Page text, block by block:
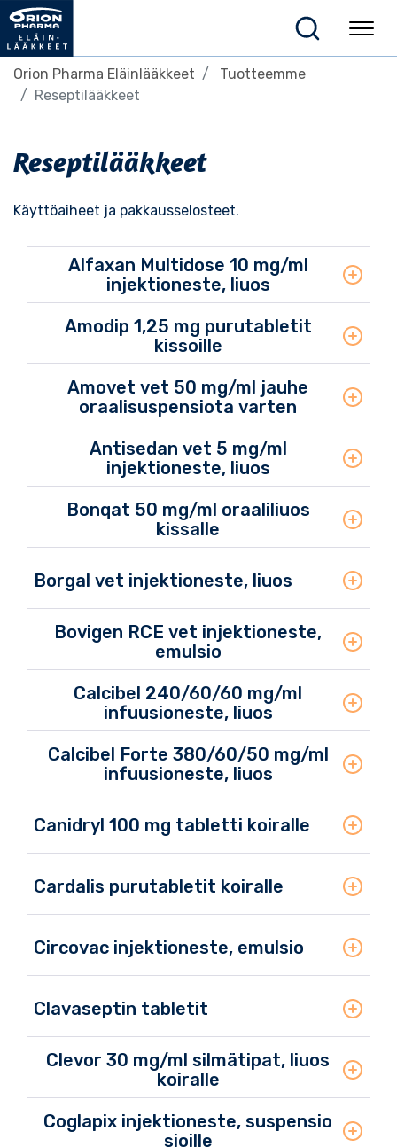
Orion Pharma Eläinlääkkeet
Tuotteemme
Reseptilääkkeet
Reseptilääkkeet
Käyttöaiheet ja pakkausselosteet.
Alfaxan Multidose 10 mg/ml
injektioneste, liuos
Amodip 1,25 mg purutabletit
kissoille
Amovet vet 50 mg/ml jauhe
oraalisuspensiota varten
Antisedan vet 5 mg/ml
injektioneste, liuos
Bonqat 50 mg/ml oraaliliuos
kissalle
Borgal vet injektioneste, liuos
Bovigen RCE vet injektioneste,
emulsio
Calcibel 240/60/60 mg/ml
infuusioneste, liuos
Calcibel Forte 380/60/50 mg/ml
infuusioneste, liuos
Canidryl 100 mg tabletti koiralle
Cardalis purutabletit koiralle
Circovac injektioneste, emulsio
Clavaseptin tabletit
Clevor 30 mg/ml silmätipat, liuos
koiralle
Coglapix injektioneste, suspensio
sioille